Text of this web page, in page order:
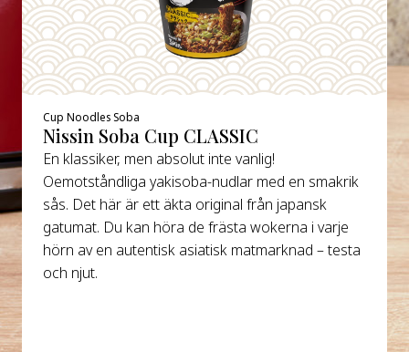
Cup Noodles Soba
Nissin Soba Cup CLASSIC
En klassiker, men absolut inte vanlig!
Oemotståndliga yakisoba-nudlar med en smakrik
sås. Det här är ett äkta original från japansk
gatumat. Du kan höra de frästa wokerna i varje
hörn av en autentisk asiatisk matmarknad – testa
och njut.